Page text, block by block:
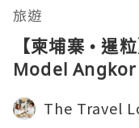
旅遊
【柬埔寨 • 暹
Model
The Travel